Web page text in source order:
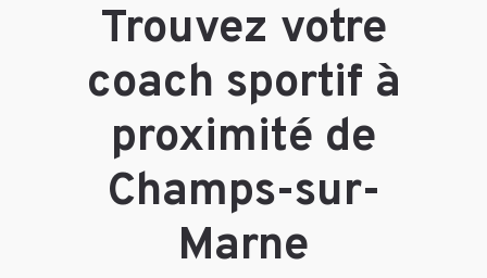
Trouvez votre
coach sportif à
proximité de
Champs-sur-
Marne